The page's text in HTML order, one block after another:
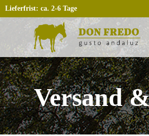
Lieferfrist: ca. 2-6 Tage
Versand